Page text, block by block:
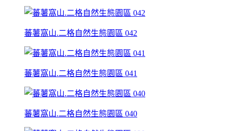
蕃薯窩山.二格自然生態園區 042
蕃薯窩山.二格自然生態園區 041
蕃薯窩山.二格自然生態園區 040